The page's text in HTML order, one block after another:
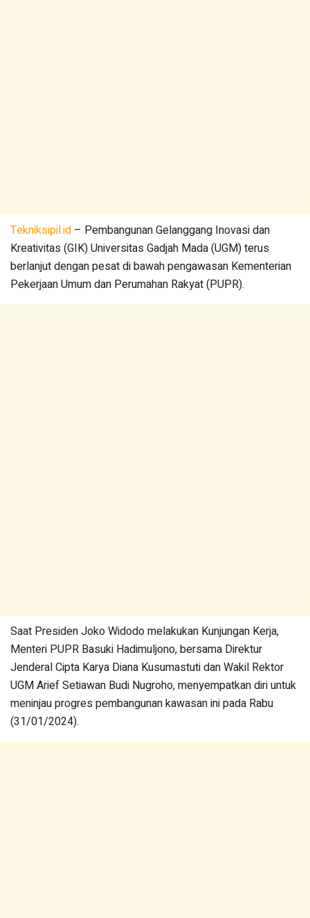
Tekniksipil.id – Pembangunan Gelanggang Inovasi dan
Kreativitas (GIK) Universitas Gadjah Mada (UGM) terus
berlanjut dengan pesat di bawah pengawasan Kementerian
Pekerjaan Umum dan Perumahan Rakyat (PUPR).
Saat Presiden Joko Widodo melakukan Kunjungan Kerja,
Menteri PUPR Basuki Hadimuljono, bersama Direktur
Jenderal Cipta Karya Diana Kusumastuti dan Wakil Rektor
UGM Arief Setiawan Budi Nugroho, menyempatkan diri untuk
meninjau progres pembangunan kawasan ini pada Rabu
(31/01/2024).